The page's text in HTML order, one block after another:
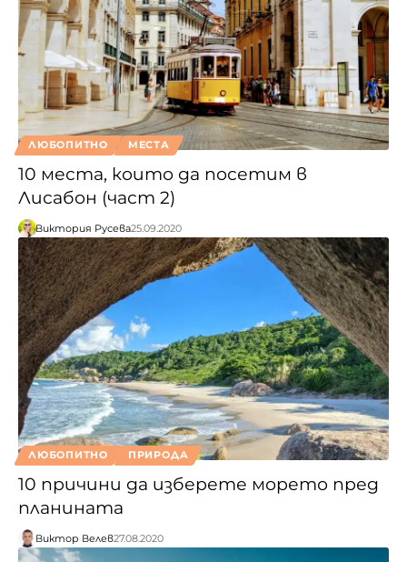
ЛЮБОПИТНО МЕСТА
10 места, които да посетим в
Лисабон (част 2)
Виктория Русева25.09.2020
ЛЮБОПИТНО ПРИРОДА
10 причини да изберете морето пред
планината
Виктор Велев27.08.2020